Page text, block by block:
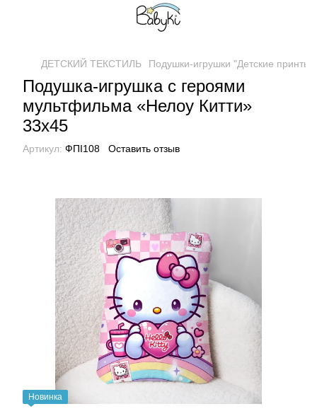
ДЕТСКИЙ ТЕКСТИЛЬ Подушки-игрушки "Детские принты"
Подушка-игрушка с героями
мультфильма «Нелоу Китти»
33х45
Артикул: ФПІ108 Оставить отзыв
Новинка